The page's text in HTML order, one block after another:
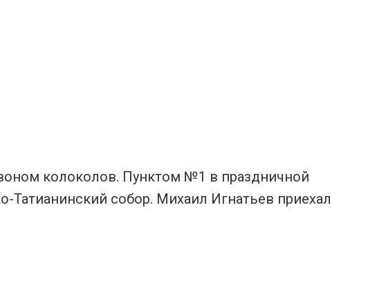
колоколов. Пунктом №1 в праздничной
Татианинский собор. Михаил Игнатьев приехал